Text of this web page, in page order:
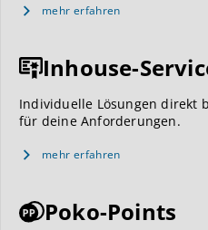
mehr erfahren
Inhouse-
Individuelle Lösungen direkt
für deine Anforderungen.
mehr erfahren
Poko-Points